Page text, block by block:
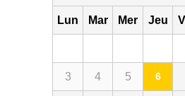
Lun Mar Mer Jeu
3 4 5 6